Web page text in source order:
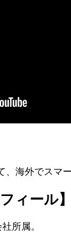
海外でスマ
ィール】
所属。